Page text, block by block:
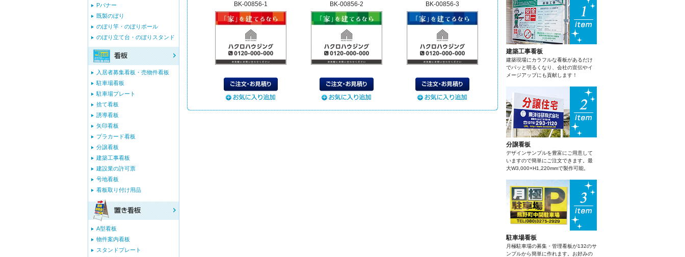
BK-00856-1 BK-00856-2 BK-00856-3
建築工事看板
建築現場にカラフルな看板があるだけ
でパッと明るくなり、会社の宣伝やイ
メージアップにも貢献します！
分譲看板
デザインサンプルを豊富にご用意して
いますので簡単にご注文できます。最
大W3,000×H1,220mmで製作可能。
駐車場看板
月極駐車場の募集・管理看板が132のサ
ンプルから簡単に作れます。お好みの
Pバナー
既製のぼり
のぼり竿・のぼりポール
のぼり立て台・のぼりスタンド
入居者募集看板・売物件看板
駐車場看板
駐車場プレート
捨て看板
誘導看板
矢印看板
プラカード看板
分譲看板
建築工事看板
建設業の許可票
号地看板
看板取り付け用品
A型看板
物件案内看板
スタンドプレート